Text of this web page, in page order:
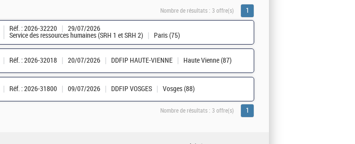
Nombre de résultats : 3 offre(s) 1
Réf. : 2026-32220
29/07/2026
Service des ressources humaines (SRH 1 et SRH 2)
Paris (75)
Réf. : 2026-32018 20/07/2026 DDFIP HAUTE-VIENNE Haute Vienne (87)
Réf. : 2026-31800 09/07/2026 DDFIP VOSGES Vosges (88)
Nombre de résultats : 3 offre(s) 1